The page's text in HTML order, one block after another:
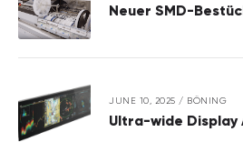
Neuer SMD-
JUNE 10, 2025 / BÖNING
Ultra-wide Display